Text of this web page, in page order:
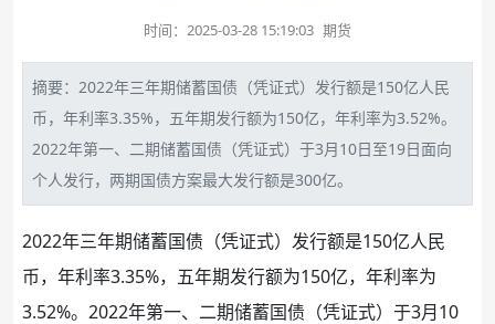
时间： 2025-03-28 15:19:03 期货
摘要：2022年三年期储蓄国债 （凭证式）发行额是150亿 人民
币，年利率3.35%，五年期发行额为150亿，年利率为3.52%。
2022年第一、二期储蓄国债（凭证式）于3月10日至19日面向
个人发行，两期国债方案最大发行额是300亿。
2022年三年期储蓄国债（凭证式）发行额是150亿人民
币，年利率3.35%，五年期发行额为150亿，年利率为
3.52%。2022年第一、二期储蓄国债（凭证式）于3月10